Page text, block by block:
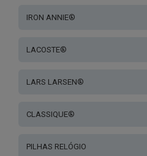
IRON ANNIE®
LACOSTE®
LARS LARSEN®
CLASSIQUE®
PILHAS RELÓGIO